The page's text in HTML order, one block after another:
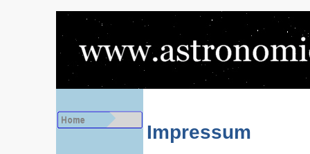
Impressum